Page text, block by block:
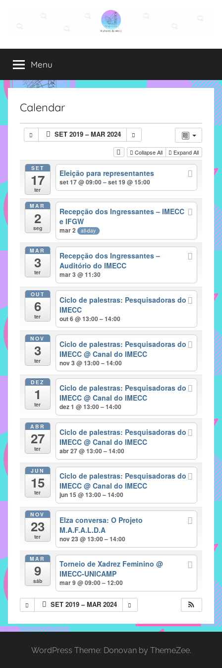
conteúdo
Grupo
Elza
Elza
é
formado
alunas,
funcionárias
IMECC
tem
como
atribuição
implementar
mecanismos
proporcionem
fortalecimento
sociais
profissionais
alunos,
professores
pacificadoras
problemas
verificados
instituto,
para
prevenção
Menu
Calendar
SET 2019 – MAR 2024
Collapse All Expand All
SET
17
ter
Eleição para representantes
set 17 @ 09:00 – set 19 @ 15:00
MAR
2
seg
Recepção dos Ingressantes – IMECC
e IFGW
mar 2 all-day
MAR
3
ter
Recepção dos Ingressantes –
Auditório do IMECC
mar 3 @ 11:30
OUT
6
ter
Ciclo de palestras: Pesquisadoras do
IMECC
out 6 @ 13:00 – 14:00
NOV
3
ter
Ciclo de palestras: Pesquisadoras do
IMECC@ Canal do IMECC
nov 3 @ 13:00 – 14:00
DEZ
1
ter
Ciclo de palestras: Pesquisadoras do
IMECC@ Canal do IMECC
dez 1 @ 13:00 – 14:00
ABR
27
ter
Ciclo de palestras: Pesquisadoras do
IMECC@ Canal do IMECC
abr 27 @ 13:00 – 14:00
JUN
15
ter
Ciclo de palestras: Pesquisadoras do
IMECC@ Canal do IMECC
jun 15 @ 13:00 – 14:00
NOV
23
ter
Elza conversa: O Projeto
M.A.F.A.L.D.A
nov 23 @ 13:00 – 14:00
MAR
9
sáb
Torneio de Xadrez Feminino@
IMECC-UNICAMP
mar 9 @ 09:00 – 12:00
SET 2019 – MAR 2024
WordPress Theme: Donovan by ThemeZee.